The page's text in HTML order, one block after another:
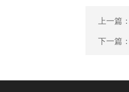
上一篇
下一篇